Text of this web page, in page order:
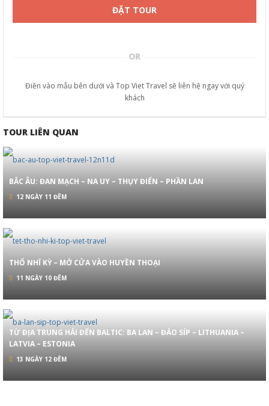
ĐẶT TOUR
OR
Điền vào mẫu bên dưới và Top Viet Travel sẽ liên hệ ngay với quý
khách
TOUR LIÊN QUAN
BẮC ÂU: ĐAN MẠCH – NA UY – THỤY ĐIỂN – PHẦN LAN
12 NGÀY 11 ĐÊM
THỔ NHĨ KỲ – MỞ CỬA VÀO HUYỀN THOẠI
11 NGÀY 10 ĐÊM
TỪ ĐỊA TRUNG HẢI ĐẾN BALTIC: BA LAN – ĐẢO SÍP – LITHUANIA –
LATVIA – ESTONIA
13 NGÀY 12 ĐÊM